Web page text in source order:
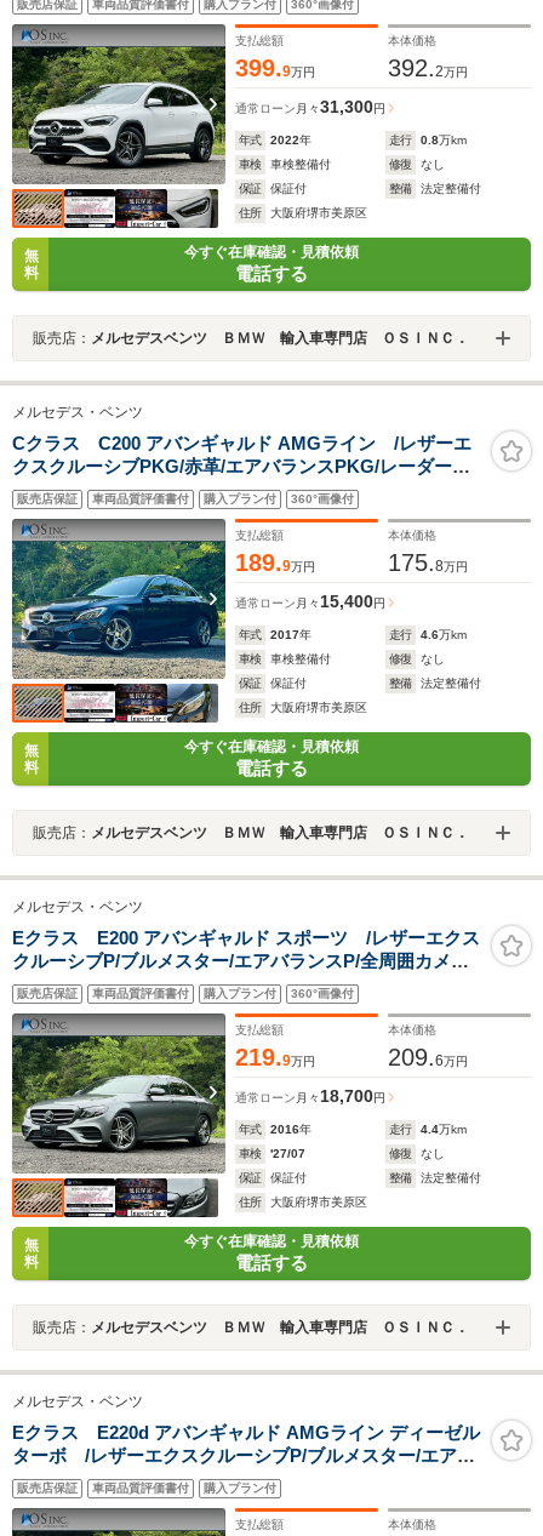
色アンビエントライト/純正ナビ/TV/Bluetooth/パワート
ランク/パワーシート/シートヒーター/ETC
販売店保証 車両品質評価書付 購入プラン付 360°画像付
支払総額
399.9万円
本体価格
392.2万円
通常ローン 月々31,300円
年式 2022年 走行 0.8万km
車検
車検整備付 修復
なし
保証
保証付 整備
法定整備付
住所
大阪府堺市美原区
無
料
今すぐ在庫確認・見積依頼
電話する
販売店： メルセデスベンツ ＢＭＷ 輸入車専門店 ＯＳＩＮＣ．
メルセデス・ベンツ
Cクラス C200 アバンギャルド AMGライン /レザーエ
クスクルーシブPKG/赤革/エアバランスPKG/レーダーセ
ーフティPKG/前席メモリー付きパワーシート・シートヒ
ーター/パワートランク/純正ナビ/バックカメ
ラ/TV/Bluetooth
販売店保証 車両品質評価書付 購入プラン付 360°画像付
支払総額
189.9万円
本体価格
175.8万円
通常ローン 月々 15,400円
年式 2017年 走行 4.6万km
車検
車検整備付 修復
なし
保証
保証付 整備
法定整備付
住所
大阪府堺市美原区
無
料
今すぐ在庫確認・見積依頼
電話する
販売店： メルセデスベンツ ＢＭＷ 輸入車専門店 ＯＳＩＮＣ．
メルセデス・ベンツ
Eクラス E200 アバンギャルド スポーツ /レザーエクス
クルーシブP/ブルメスター/エアバランスP/全周囲カメラ/
パワートランク/黒革/前席パワーシート・シートメモリー/
全席シートヒーター/アンビエントライト/ETC/純正AW
販売店保証 車両品質評価書付 購入プラン付 360°画像付
支払総額
219.9万円
本体価格
209.6万円
通常ローン 月々 18,700円
年式 2016年 走行 4.4万km
車検
'27/07 修復
なし
保証
保証付 整備
法定整備付
住所
大阪府堺市美原区
無
料
今すぐ在庫確認・見積依頼
電話する
販売店： メルセデスベンツ ＢＭＷ 輸入車専門店 ＯＳＩＮＣ．
メルセデス・ベンツ
Eクラス E220d アバンギャルド AMGライン ディーゼル
ターボ /レザーエクスクルーシブP/ブルメスター/エアバ
ランスP/全周囲カメラ/パワートランク/黒革/前席パワーシ
ート・シートメモリー/全席シートヒーター/アンビエント
ライト/ETC/純正AW
販売店保証 車両品質評価書付 購入プラン付
支払総額 本体価格